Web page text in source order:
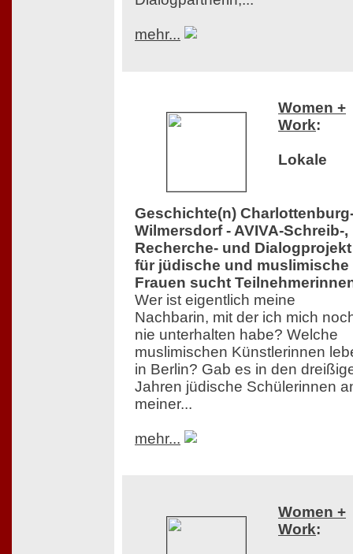
mehr...
Women +
Work:
Lokale
Geschichte(n)
Wilmersdorf - AVIVA-Schreib-,
Recherche- und Dialogprojekt
für jüdische und muslimische
Frauen sucht
Wer ist eigentlich meine
Nachbarin, mit der ich mich
nie unterhalten habe? Welche
muslimischen Künstlerinnen
in Berlin? Gab es in den
Jahren jüdische Schülerinnen
meiner...
mehr...
Women +
Work: